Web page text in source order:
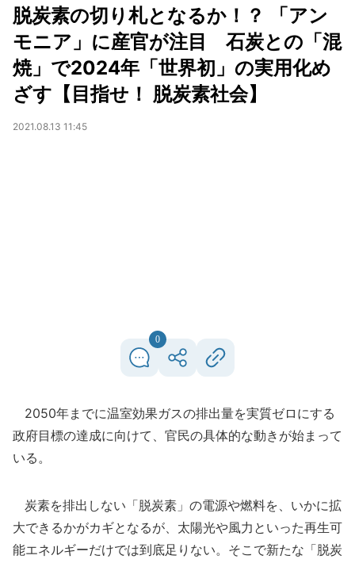
脱炭素の切り札となるか！？ 「アン
モニア」に産官が注目 石炭との「混
焼」で2024年「世界初」の実用化め
ざす【目指せ！ 脱炭素社会】
2021.08.13 11:45
0
2050年までに温室効果ガスの排出量を実質ゼロにする
政府目標の達成に向けて、官民の具体的な動きが始まって
いる。
炭素を排出しない「脱炭素」の電源や燃料を、いかに拡
大できるかがカギとなるが、太陽光や風力といった再生可
能エネルギーだけでは到底足りない。そこで新たな「脱炭